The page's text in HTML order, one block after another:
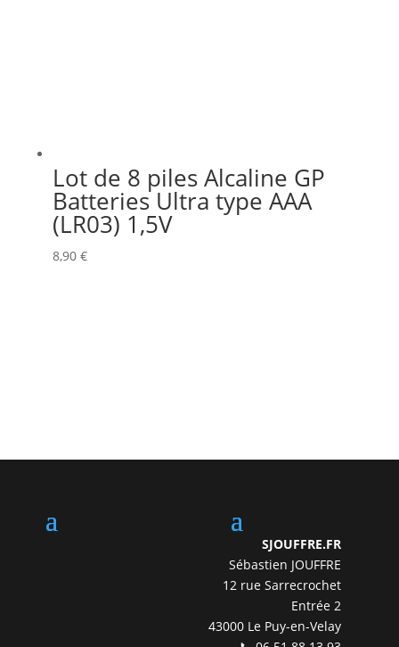
Lot de 8 piles Alcaline GP
Batteries Ultra type AAA
(LR03) 1,5V
8,90 €
SJOUFFRE.FR
Sébastien JOUFFRE
12 rue Sarrecrochet
Entrée 2
43000 Le Puy-en-Velay